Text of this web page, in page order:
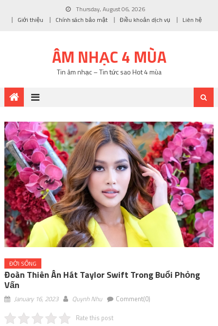
Thursday, August 06, 2026
Giới thiệu
Chính sách bảo mật Điều khoản dịch vụ Liên hệ
ÂM NHẠC 4 MÙA
Tin âm nhạc – Tin tức sao Hot 4 mùa
ĐỜI SỐNG
Đoàn Thiên Ân Hát Taylor Swift Trong Buổi Phỏng
Vấn
January 16, 2023 Quynh Nhu Comment(0)
Rate this post